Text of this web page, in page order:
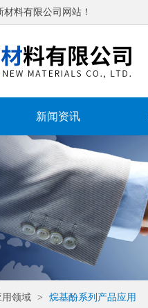
料有限公司网站！
新闻资讯
用领域 > 烷基酚系列产品应用